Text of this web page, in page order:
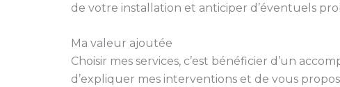
de votre installation et anticiper d’éventuels
Ma valeur ajoutée
Choisir mes services, c’est bénéficier d’un
d’expliquer mes interventions et de vous